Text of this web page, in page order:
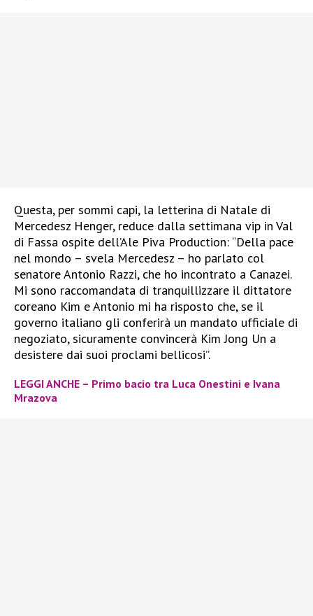
Questa, per sommi capi, la letterina di Natale di
Mercedesz Henger, reduce dalla settimana vip in Val
di Fassa ospite dell’Ale Piva Production: “Della pace
nel mondo – svela Mercedesz – ho parlato col
senatore Antonio Razzi, che ho incontrato a Canazei.
Mi sono raccomandata di tranquillizzare il dittatore
coreano Kim e Antonio mi ha risposto che, se il
governo italiano gli conferirà un mandato ufficiale di
negoziato, sicuramente convincerà Kim Jong Un a
desistere dai suoi proclami bellicosi”.
LEGGI ANCHE – Primo bacio tra Luca Onestini e Ivana
Mrazova